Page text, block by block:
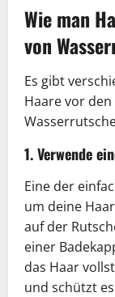
Wie man
von
Es gibt
Haare vor
1. Verwende
Eine der
um deine
auf der
einer
das Haar
und schützt